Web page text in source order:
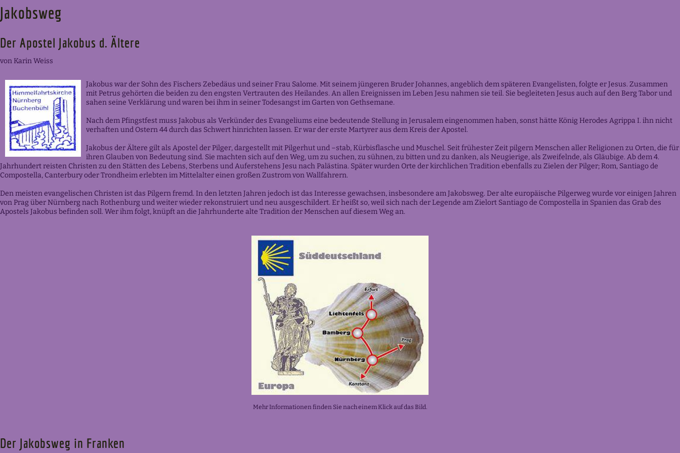
Jakobsweg
Der Apostel Jakobus d. Ältere
von Karin Weiss
Jakobus war der Sohn des Fischers Zebedäus und seiner Frau Salome. Mit seinem jüngeren Bruder Johannes, angeblich dem späteren Evangelisten, folgte er Jesus. Zusammen
mit Petrus gehörten die beiden zu den engsten Vertrauten des Heilandes. An allen Ereignissen im Leben Jesu nahmen sie teil. Sie begleiteten Jesus auch auf den Berg Tabor und
sahen seine Verklärung und waren bei ihm in seiner Todesangst im Garten von Gethsemane.
Nach dem Pfingstfest muss Jakobus als Verkünder des Evangeliums eine bedeutende Stellung in Jerusalem eingenommen haben, sonst hätte König Herodes Agrippa I. ihn nicht
verhaften und Ostern 44 durch das Schwert hinrichten lassen. Er war der erste Martyrer aus dem Kreis der Apostel.
Jakobus der Ältere gilt als Apostel der Pilger, dargestellt mit Pilgerhut und –stab, Kürbisflasche und Muschel. Seit frühester Zeit pilgern Menschen aller Religionen zu Orten, die für
ihren Glauben von Bedeutung sind. Sie machten sich auf den Weg, um zu suchen, zu sühnen, zu bitten und zu danken, als Neugierige, als Zweifelnde, als Gläubige. Ab dem 4.
Jahrhundert reisten Christen zu den Stätten des Lebens, Sterbens und Auferstehens Jesu nach Palästina. Später wurden Orte der kirchlichen Tradition ebenfalls zu Zielen der Pilger; Rom, Santiago de
Compostella, Canterbury oder Trondheim erlebten im Mittelalter einen großen Zustrom von Wallfahrern.
Den meisten evangelischen Christen ist das Pilgern fremd. In den letzten Jahren jedoch ist das Interesse gewachsen, insbesondere am Jakobsweg. Der alte europäische Pilgerweg wurde vor einigen Jahren
von Prag über Nürnberg nach Rothenburg und weiter wieder rekonstruiert und neu ausgeschildert. Er heißt so, weil sich nach der Legende am Zielort Santiago de Compostella in Spanien das Grab des
Apostels Jakobus befinden soll. Wer ihm folgt, knüpft an die Jahrhunderte alte Tradition der Menschen auf diesem Weg an.
Mehr Informationen finden Sie nach einem Klick auf das Bild.
Der Jakobsweg in Franken